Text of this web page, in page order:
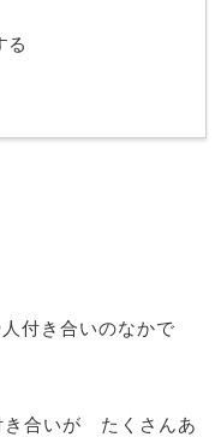
る
付き合いのなかで
合いが たくさんあ